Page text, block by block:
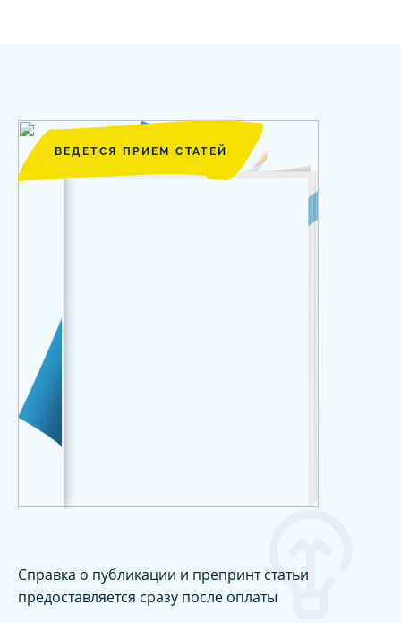
ВЕДЕТСЯ ПРИЕМ СТАТЕЙ
Справка о публикации и препринт статьи
предоставляется сразу после оплаты